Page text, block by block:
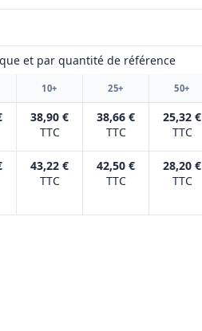
et par quantité de référence
10+ 25+ 50+
38,90 €
TTC
38,66 €
TTC
25,32 €
TTC
43,22 €
TTC
42,50 €
TTC
28,20 €
TTC